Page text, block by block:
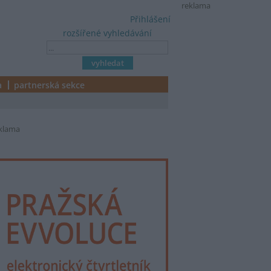
reklama
rozšířené vyhledávání
Přihlášení
partnerská sekce